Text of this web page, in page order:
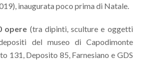
inaugurata poco prima di Natale.
opere (tra dipinti, sculture e oggetti
del museo di Capodimonte
131, Deposito 85, Farnesiano e GDS